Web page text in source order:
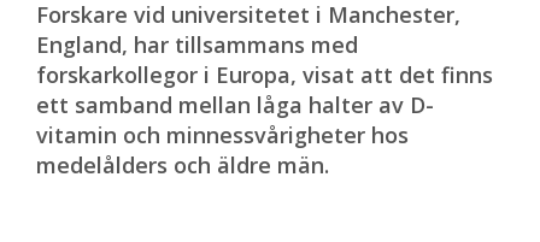
Forskare vid universitetet i Manchester,
England, har tillsammans med
forskarkollegor i Europa, visat att det finns
ett samband mellan låga halter av D-
vitamin och minnessvårigheter hos
medelålders och äldre män.